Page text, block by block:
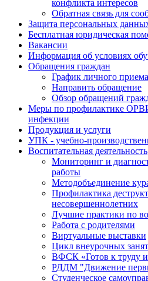
конфликта интересов
Обратная связь для
Защита персональных
Бесплатная юридическая
Вакансии
Информация об условиях
Обращения граждан
График личного
Направить обращение
Обзор обращений
Меры по профилактике
инфекции
Продукция и услуги
УПК - учебно-
Воспитательная деятельность
Мониторинг и
работы
Методобъединение
Профилактика
несовершеннолетних
Лучшие практики по
Работа с родителями
Виртуальные выставки
Цикл внеурочных
ВФСК «Готов к труду и
РДДМ "Движение
Студенческое